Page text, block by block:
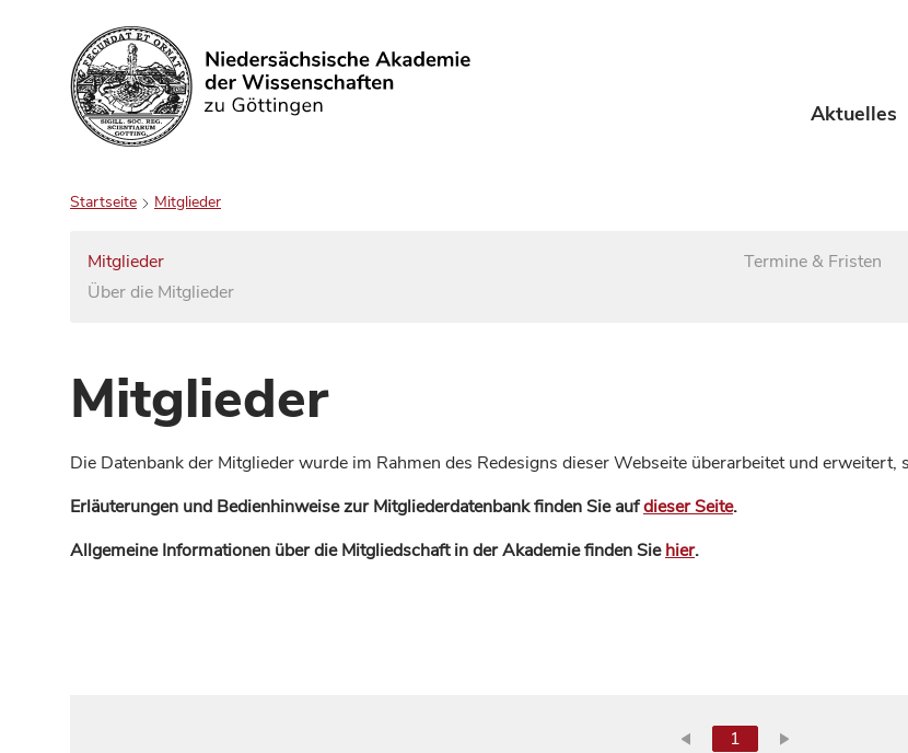
Suchen Aktuelles
Startseite Mitglieder
Mitglieder
Über die Mitglieder
Termine & Fristen
Mitglieder
Die Datenbank der Mitglieder wurde im Rahmen des Redesigns dieser Webseite überarbeitet und
Erläuterungen und Bedienhinweise zur Mitgliederdatenbank finden Sie aufdieser Seite.
Allgemeine Informationen über die Mitgliedschaft in der Akademie finden Siehier.
1